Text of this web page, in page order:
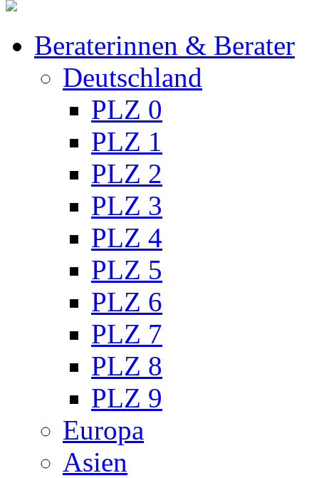
Beraterinnen & Berater
Deutschland
PLZ 0
PLZ 1
PLZ 2
PLZ 3
PLZ 4
PLZ 5
PLZ 6
PLZ 7
PLZ 8
PLZ 9
Europa
Asien